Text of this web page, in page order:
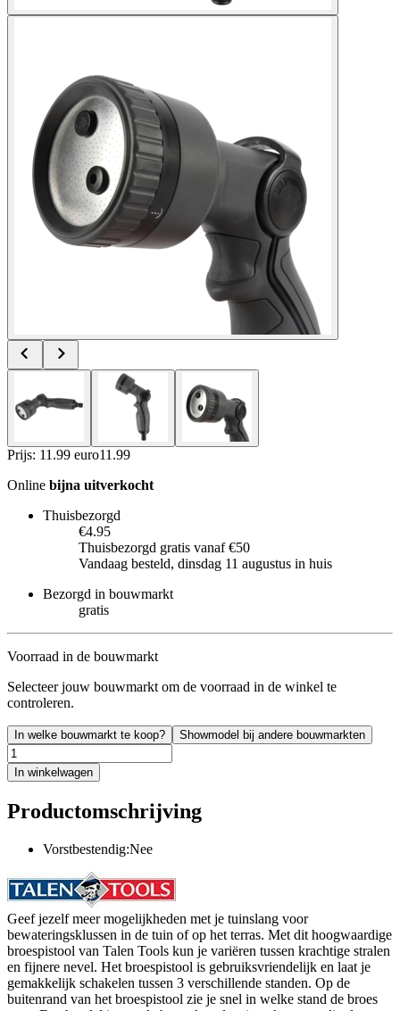
Prijs: 11.99 euro11 .99
Online bijna uitverkocht
Thuisbezorgd
€4.95
Thuisbezorgd gratis vanaf €50
Vandaag besteld, dinsdag 11 augustus in huis
Bezorgd in bouwmarkt
gratis
Voorraad in de bouwmarkt
Selecteer jouw bouwmarkt om de voorraad in de winkel te
controleren.
In welke bouwmarkt te koop? Showmodel bij andere bouwmarkten
In winkelwagen
Productomschrijving
Vorstbestendig:Nee
Geef jezelf meer mogelijkheden met je tuinslang voor
bewateringsklussen in de tuin of op het terras. Met dit hoogwaardige
broespistool van Talen Tools kun je variëren tussen krachtige stralen
en fijnere nevel. Het broespistool is gebruiksvriendelijk en laat je
gemakkelijk schakelen tussen 3 verschillende standen. Op de
buitenrand van het broespistool zie je snel in welke stand de broes